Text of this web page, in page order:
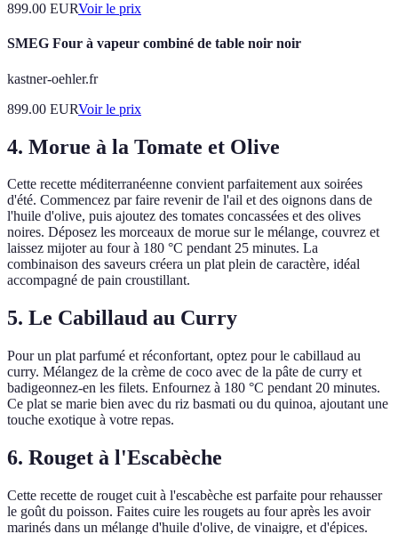
899.00 EURVoir le prix
SMEG Four à vapeur combiné de table noir noir
kastner-oehler.fr
899.00 EURVoir le prix
4. Morue à la Tomate et Olive
Cette recette méditerranéenne convient parfaitement aux soirées
d'été. Commencez par faire revenir de l'ail et des oignons dans de
l'huile d'olive, puis ajoutez des tomates concassées et des olives
noires. Déposez les morceaux de morue sur le mélange, couvrez et
laissez mijoter au four à 180 °C pendant 25 minutes. La
combinaison des saveurs créera un plat plein de caractère, idéal
accompagné de pain croustillant.
5. Le Cabillaud au Curry
Pour un plat parfumé et réconfortant, optez pour le cabillaud au
curry. Mélangez de la crème de coco avec de la pâte de curry et
badigeonnez-en les filets. Enfournez à 180 °C pendant 20 minutes.
Ce plat se marie bien avec du riz basmati ou du quinoa, ajoutant une
touche exotique à votre repas.
6. Rouget à l'Escabèche
Cette recette de rouget cuit à l'escabèche est parfaite pour rehausser
le goût du poisson. Faites cuire les rougets au four après les avoir
marinés dans un mélange d'huile d'olive, de vinaigre, et d'épices.